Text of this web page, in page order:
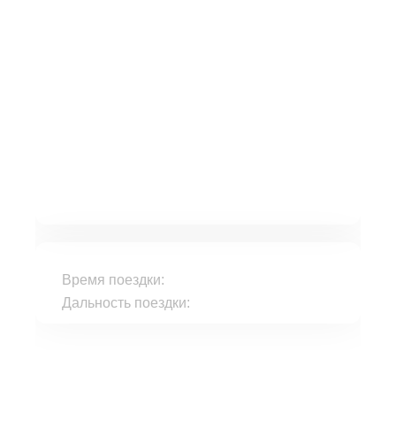
Время поездки:
Дальность поездки: